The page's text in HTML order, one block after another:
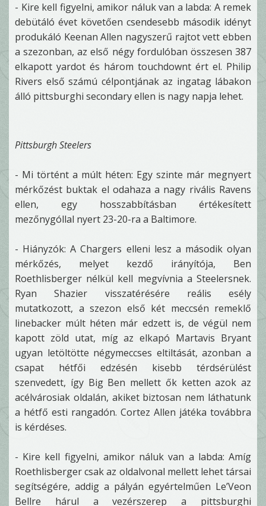
- Kire kell figyelni, amikor náluk van a labda: A remek
debütáló évet követően csendesebb második idényt
produkáló Keenan Allen nagyszerű rajtot vett ebben
a szezonban, az első négy fordulóban összesen 387
elkapott yardot és három touchdownt ért el. Philip
Rivers első számú célpontjának az ingatag lábakon
álló pittsburghi secondary ellen is nagy napja lehet.
Pittsburgh Steelers
- Mi történt a múlt héten: Egy szinte már megnyert
mérkőzést buktak el odahaza a nagy rivális Ravens
ellen, egy hosszabbításban értékesített
mezőnygóllal nyert 23-20-ra a Baltimore.
- Hiányzók: A Chargers elleni lesz a második olyan
mérkőzés, melyet kezdő irányítója, Ben
Roethlisberger nélkül kell megvívnia a Steelersnek.
Ryan Shazier visszatérésére reális esély
mutatkozott, a szezon első két meccsén remeklő
linebacker múlt héten már edzett is, de végül nem
kapott zöld utat, míg az elkapó Martavis Bryant
ugyan letöltötte négymeccses eltiltását, azonban a
csapat hétfői edzésén kisebb térdsérülést
szenvedett, így Big Ben mellett ők ketten azok az
acélvárosiak oldalán, akiket biztosan nem láthatunk
a hétfő esti rangadón. Cortez Allen játéka továbbra
is kérdéses.
- Kire kell figyelni, amikor náluk van a labda: Amíg
Roethlisberger csak az oldalvonal mellett lehet társai
segítségére, addig a pályán egyértelműen Le’Veon
Bellre hárul a vezérszerep a pittsburghi